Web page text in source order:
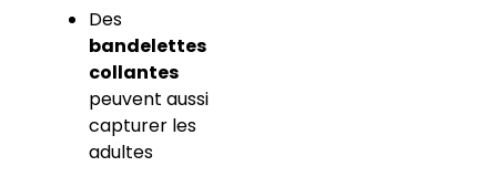
Des
bandelettes
collantes
peuvent aussi
capturer les
adultes